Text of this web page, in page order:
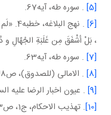
[5]
. سوره طه، آيه67.
[6]
. نهج
، بَلْ أشْفَقَ مِن غَلَبَةِ الجُهّالِ و
[7]
. سوره طه، آيه63.
[8]
. الامالی (للصدوق)، ص148.
[9]
. عيون اخبار الرضا عليه
[10]
. تهذيب الاحکام، ج1، ص83.